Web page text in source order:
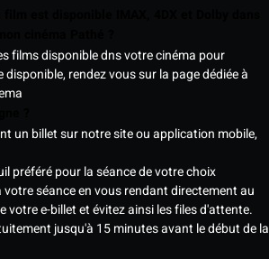
films disponible dns votre cinéma pour
rendez vous sur la page dédiée à
un billet sur notre site ou application mobile,
préféré pour la séance de votre choix
séance en vous rendant directement au
votre e-billet et évitez ainsi les files d'attente.
jusqu'à 15 minutes avant le début de la